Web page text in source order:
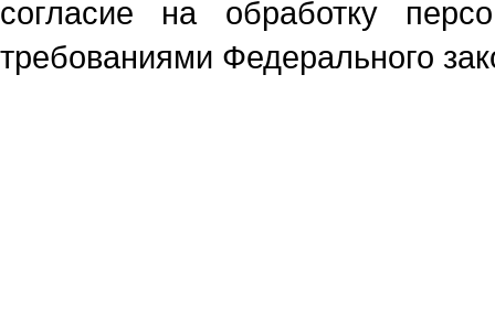
согласие на обработку
требованиями Федерального